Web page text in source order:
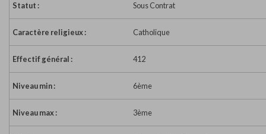
Statut : Sous Contrat
Caractère religieux : Catholique
Effectif général : 412
Niveau min : 6ème
Niveau max : 3ème